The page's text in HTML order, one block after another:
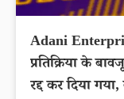
Adani Enterprises FPO
प्रतिक्रिया के
रद्द कर दिया